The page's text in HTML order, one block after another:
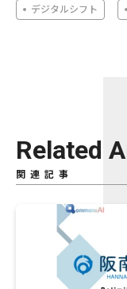
デジタルシフト
Related
関連記事